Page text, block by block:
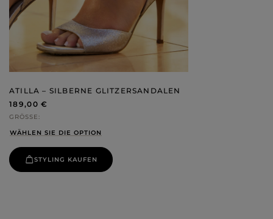
ATILLA – SILBERNE GLITZERSANDALEN
189,00 €
GRÖSSE
WÄHLEN SIE DIE OPTION
STYLING KAUFEN